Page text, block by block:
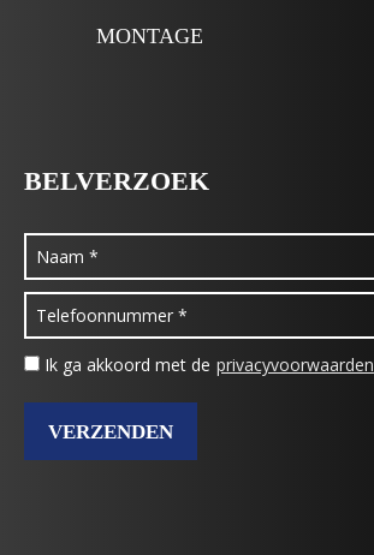
MONTAGE
BELVERZOEK
Ik ga akkoord met de privacyvoorwaarden